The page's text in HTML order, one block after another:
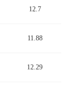
12.7
11.88
12.29